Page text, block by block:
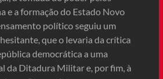
e a formação do Estado Novo
político seguiu um
que o levaria da crítica
democrática a uma
da Ditadura Militar e, por fim, à